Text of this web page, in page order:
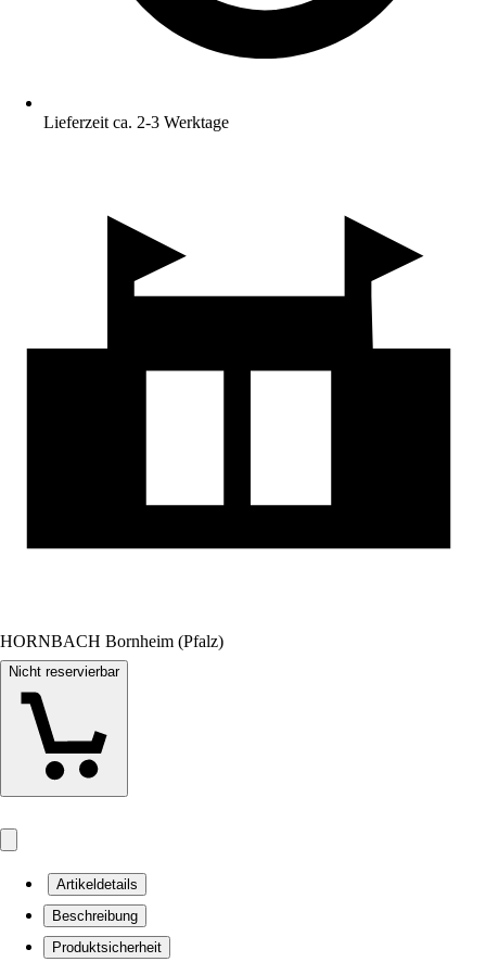
Lieferzeit ca. 2-3 Werktage
HORNBACH Bornheim (Pfalz)
Nicht reservierbar
Artikeldetails
Beschreibung
Produktsicherheit